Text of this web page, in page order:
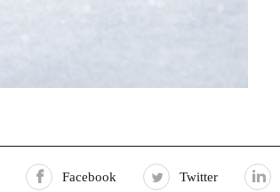
Facebook Twitter